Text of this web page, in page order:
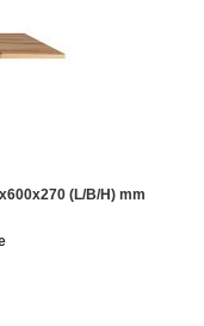
(L/B/H) mm